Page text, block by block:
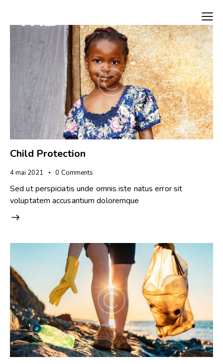
Child Protection
4 mai 2021 0 Comments
Sed ut perspiciatis unde omnis iste natus error sit
voluptatem accusantium doloremque